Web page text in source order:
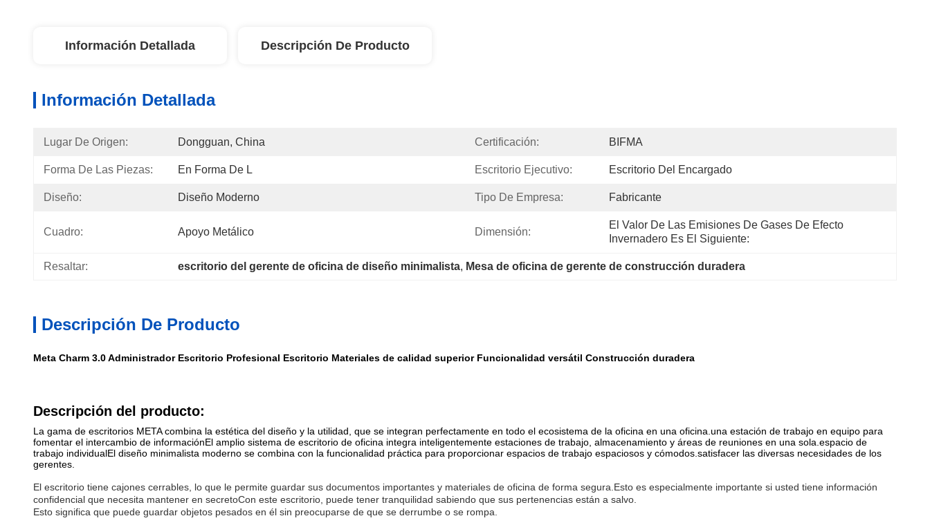
Información Detallada Descripción De Producto
Información Detallada
Lugar De Origen: Dongguan, China Certificación: BIFMA
Forma De Las Piezas: En Forma De L Escritorio Ejecutivo: Escritorio Del Encargado
Diseño: Diseño Moderno Tipo De Empresa: Fabricante
Cuadro: Apoyo Metálico Dimensión:
El Valor De Las Emisiones De Gases De Efecto
Invernadero Es El Siguiente:
Resaltar: escritorio del gerente de oficina de diseño minimalista, Mesa de oficina de gerente de construcción duradera
Descripción De Producto
Meta Charm 3.0 Administrador Escritorio Profesional Escritorio Materiales de calidad superior Funcionalidad versátil Construcción duradera
Descripción del producto:
La gama de escritorios META combina la estética del diseño y la utilidad, que se integran perfectamente en todo el ecosistema de la oficina en una oficina.una estación de trabajo en equipo para
fomentar el intercambio de informaciónEl amplio sistema de escritorio de oficina integra inteligentemente estaciones de trabajo, almacenamiento y áreas de reuniones en una sola.espacio de
trabajo individualEl diseño minimalista moderno se combina con la funcionalidad práctica para proporcionar espacios de trabajo espaciosos y cómodos.satisfacer las diversas necesidades de los
gerentes.
El escritorio tiene cajones cerrables, lo que le permite guardar sus documentos importantes y materiales de oficina de forma segura.Esto es especialmente importante si usted tiene información
confidencial que necesita mantener en secretoCon este escritorio, puede tener tranquilidad sabiendo que sus pertenencias están a salvo.
Esto significa que puede guardar objetos pesados en él sin preocuparse de que se derrumbe o se rompa.